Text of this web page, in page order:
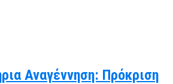
Αναγέννηση: Πρόκριση